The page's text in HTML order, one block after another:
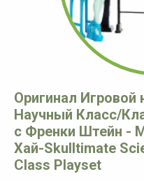
Оригинал Игровой
Научный Класс/
с Френки Штейн -
Хай-Skulltimate
Class Playset